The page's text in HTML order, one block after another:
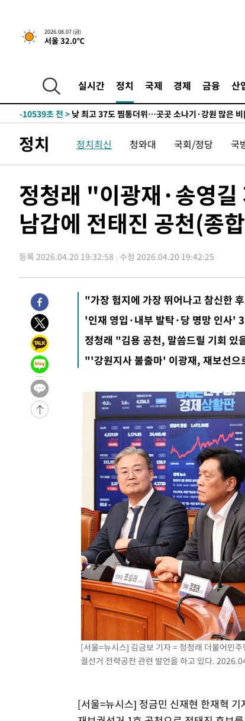
2026.08.07 (금)
서울 32.0℃
실시간 정치 국제 경제 금융 산
-21988초 전 >[속보]이 대통령 "부동산 공급 기존 사고방식 매달리
실천"
-21073초 전 >이란, "오만과 '중앙 단일 루트' 합의…북쪽 인바운
-12605초 전 >
-12568초 전 >
[단독]중수청 지원 검사들, 정원 초과 시 낮은 계급
갈 수도
-10539초 전 > 낮 최고 37도 찜통더위…곳곳 소나기·강원 많은
응"
-5701초 전 >
여자배구 이재영·이다영 자매, 아제르바이잔 투란
-4641초 전 >[속보]코스피, 6200선 약보합…0.60% 내린
-4621초 전 >
[속보]원·달러 환율, 7.7원 내린 1416.1원 마감
-4510초 전 >[속보] 노원서 40.1도 관측…서울, 2018년 이후 첫
-473초 전 >외신들도 주목한 韓축구 파문…"국민적 공분에 수사
-444초 전 >11시간 압수수색에 성접대 파문까지…'쑥대밭' 된 축
8분 전 > [속보]규제합리화위원회 부위원장에 김태유 서울대 공
-29558초 전 >
-26697초 전 >
미 사업체 일자리, 7월에 2.3만개 순감하고 그 전
하향수정 (2보)
-26145초 전 >
[속보] 미 사업체, 일자리 7월에 2.3만 개 줄어…
-22008초 전 >
[속보]이 대통령 "부동산 공급 기존 사고방식 매달
실천"
-21093초 전 >
운드는 임시"
-12661초 전 >
"낮 기온 소폭 하락"…수도권 폭염중대경보, 폭염
-12625초 전 >
[속보]이 대통령, '호우피해' 안동·의성 관할 4개
[단독]중수청 지원 검사들, 정원 초과 시 낮은 계
낮 최고 37도 찜통더위…곳곳 소나기·강원 많은 비[
SK하이닉스, 용인·청주 팹에 54조 투자…"AI 메모
여자배구 이재영·이다영 자매, 아제르바이잔 투란
외국인 심판 성 접대 7경기 들여다보니…한국 축구 '5
[속보]코스닥, 2.86포인트(0.36%) 내린 798.81마감
[속보]코스피, 6200선 약보합…0.60% 내린
[속보]원·달러 환율, 7.7원 내린 1416.1원 마감
[속보] 노원서 40.1도 관측…서울, 2018년 이후 첫
[속보]종합특검, '계엄 수용공간 확보' 신용해 前교
외신들도 주목한 韓축구 파문…"국민적 공분에 수사
11시간 압수수색에 성접대 파문까지…'쑥대밭' 된 축
[속보]규제합리화위원회 부위원장에 김태유 서울대 공
정치 정치최신 청와대 국회/정당 국
정청래 "이광재·송영
남갑에 전태진 공천(종
등록 2026.04.20 19:32:58 수정 2026.04.20 19:42:25
"가장 험지에 가장 뛰어나고 참신한
'인재 영입·내부 발탁·당 명망 인사'
정청래 "김용 공천, 말씀드릴 기회
"'강원지사 불출마' 이광재, 재보선으
[서울=뉴시스] 김금보 기자 = 정청래 더불어민
궐선거 전략공천 관련 발언을 하고 있다.
[서울=뉴시스] 정금민 신재현 한재혁